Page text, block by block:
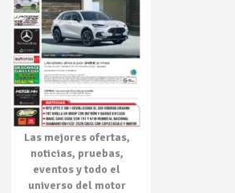
Las mejores ofertas,
noticias, pruebas,
eventosy todo el
universo del motor